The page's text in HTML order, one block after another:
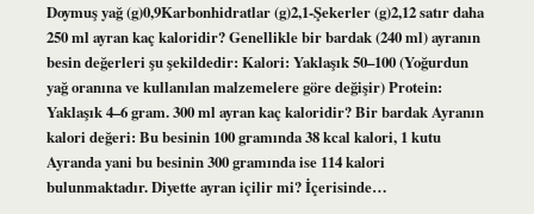
Doymuş yağ (g)0,9Karbonhidratlar (g)2,1-Şekerler (g)2,12 satır daha
250 ml ayran kaç kaloridir? Genellikle bir bardak (240 ml) ayranın
besin değerleri şu şekildedir: Kalori: Yaklaşık 50–100 (Yoğurdun
yağ oranına ve kullanılan malzemelere göre değişir) Protein:
Yaklaşık 4–6 gram. 300 ml ayran kaç kaloridir? Bir bardak Ayranın
kalori değeri: Bu besinin 100 gramında 38 kcal kalori, 1 kutu
Ayranda yani bu besinin 300 gramında ise 114 kalori
bulunmaktadır. Diyette ayran içilir mi? İçerisinde…